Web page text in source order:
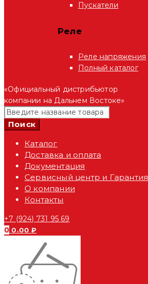
Пускатели
Реле
Реле напряжения
Полный каталог
«Официальный дистрибьютор
компании на Дальнем Востоке»
Каталог
Доставка и оплата
Документация
Сервисный центр и Гарантия
О компании
Контакты
+7 (924) 731 95 69
0 0.00₽